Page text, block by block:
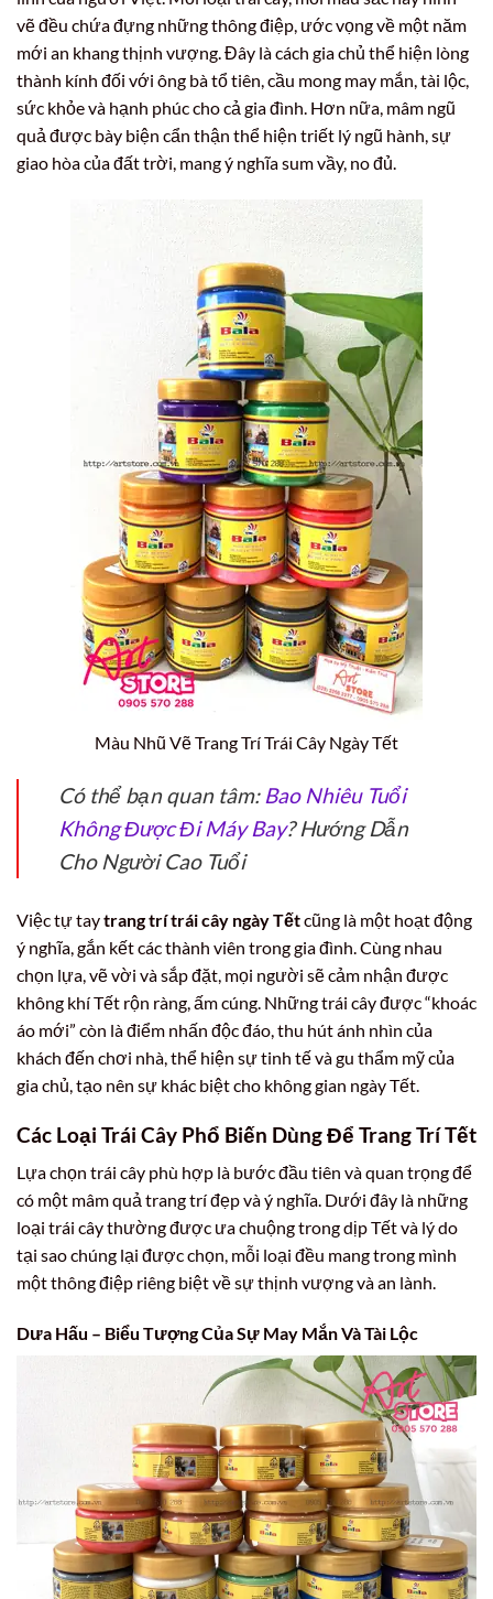
vẽ đều chứa đựng những thông điệp, ước vọng về một năm
mới an khang thịnh vượng. Đây là cách gia chủ thể hiện lòng
thành kính đối với ông bà tổ tiên, cầu mong may mắn, tài lộc,
sức khỏe và hạnh phúc cho cả gia đình. Hơn nữa, mâm ngũ
quả được bày biện cẩn thận thể hiện triết lý ngũ hành, sự
giao hòa của đất trời, mang ý nghĩa sum vầy, no đủ.
Màu Nhũ Vẽ Trang Trí Trái Cây Ngày Tết
Có thể bạn quan tâm: Bao Nhiêu Tuổi
Không Được Đi Máy Bay? Hướng Dẫn
Cho Người Cao Tuổi
Việc tự taytrang trí trái cây ngày Tếtcũng là một hoạt động
ý nghĩa, gắn kết các thành viên trong gia đình. Cùng nhau
chọn lựa, vẽ vời và sắp đặt, mọi người sẽ cảm nhận được
không khí Tết rộn ràng, ấm cúng. Những trái cây được “khoác
áo mới” còn là điểm nhấn độc đáo, thu hút ánh nhìn của
khách đến chơi nhà, thể hiện sự tinh tế và gu thẩm mỹ của
gia chủ, tạo nên sự khác biệt cho không gian ngày Tết.
Các Loại Trái Cây Phổ Biến Dùng Để Trang Trí Tết
Lựa chọn trái cây phù hợp là bước đầu tiên và quan trọng để
có một mâm quả trang trí đẹp và ý nghĩa. Dưới đây là những
loại trái cây thường được ưa chuộng trong dịp Tết và lý do
tại sao chúng lại được chọn, mỗi loại đều mang trong mình
một thông điệp riêng biệt về sự thịnh vượng và an lành.
Dưa Hấu – Biểu Tượng Của Sự May Mắn Và Tài Lộc